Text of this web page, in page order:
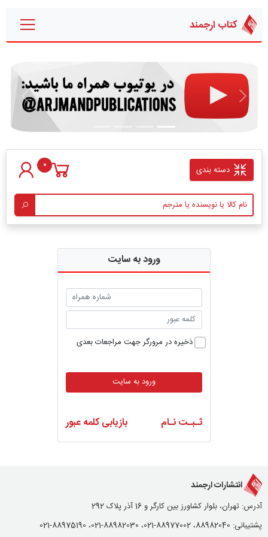
کتاب ارجمند
قبلی بعدی
دسته بندی 0
ورود به سایت
ذخیره در مرورگر جهت مراجعات بعدی
ورود به سایت
ثـبـت نـام بازیابی کلمه عبور
انتشارات ارجمند
آدرس: تهران، بلوار کشاورز بین کارگر و 16 آذر پلاک 292
پشتیبانی: 88982040، 88977002-021، 88982030-021، 88975190-021